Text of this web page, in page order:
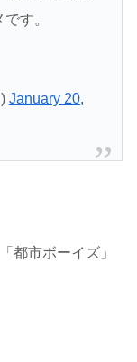
す。
January 20,
都市ボーイズ」